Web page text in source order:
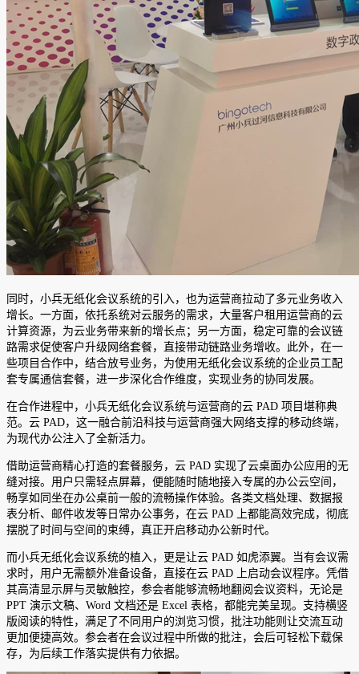
同时，小兵无纸化会议系统的引入，也为运营商拉动了多元业务收入
增长。一方面，依托系统对云服务的需求，大量客户租用运营商的云
计算资源，为云业务带来新的增长点；另一方面，稳定可靠的会议链
路需求促使客户升级网络套餐，直接带动链路业务增收。此外，在一
些项目合作中，结合放号业务，为使用无纸化会议系统的企业员工配
套专属通信套餐，进一步深化合作维度，实现业务的协同发展。
在合作进程中，小兵无纸化会议系统与运营商的云 PAD 项目堪称典
范。云 PAD，这一融合前沿科技与运营商强大网络支撑的移动终端，
为现代办公注入了全新活力。
借助运营商精心打造的套餐服务，云 PAD 实现了云桌面办公应用的无
缝对接。用户只需轻点屏幕，便能随时随地接入专属的办公云空间，
畅享如同坐在办公桌前一般的流畅操作体验。各类文档处理、数据报
表分析、邮件收发等日常办公事务，在云 PAD 上都能高效完成，彻底
摆脱了时间与空间的束缚，真正开启移动办公新时代。
而小兵无纸化会议系统的植入，更是让云 PAD 如虎添翼。当有会议需
求时，用户无需额外准备设备，直接在云 PAD 上启动会议程序。凭借
其高清显示屏与灵敏触控，参会者能够流畅地翻阅会议资料，无论是
PPT 演示文稿、Word 文档还是 Excel 表格，都能完美呈现。支持横竖
版阅读的特性，满足了不同用户的浏览习惯，批注功能则让交流互动
更加便捷高效。参会者在会议过程中所做的批注，会后可轻松下载保
存，为后续工作落实提供有力依据。